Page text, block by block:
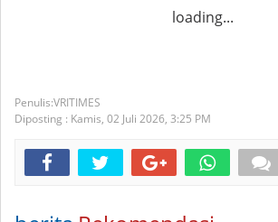
loading...
VRITIMES
Diposting : Kamis, 02 Juli 2026, 3:25 PM